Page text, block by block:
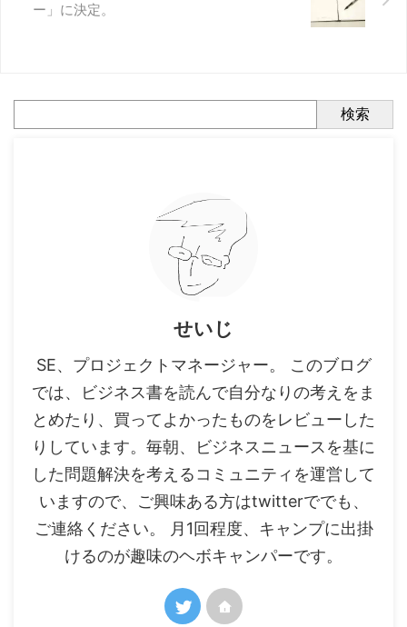
ー」に決定。
検索
せいじ
SE、プロジェクトマネージャー。 このブログ
では、ビジネス書を読んで自分なりの考えをま
とめたり、買ってよかったものをレビューした
りしています。毎朝、ビジネスニュースを基に
した問題解決を考えるコミュニティを運営して
いますので、ご興味ある方はtwitterででも、
ご連絡ください。 月1回程度、キャンプに出掛
けるのが趣味のヘボキャンパーです。